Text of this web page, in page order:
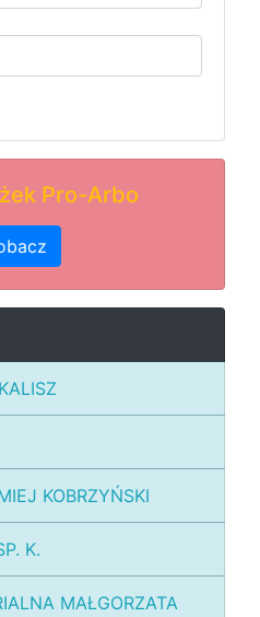
Pro-Arbo
KOBRZYŃSKI
K.
MAŁGORZATA